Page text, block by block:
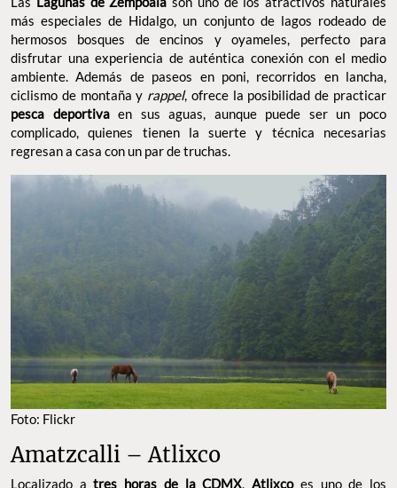
más especiales de Hidalgo, un conjunto de lagos rodeado de
hermosos bosques de encinos y oyameles, perfecto para
disfrutar una experiencia de auténtica conexión con el medio
ambiente. Además de paseos en poni, recorridos en lancha,
ciclismo de montaña y rappel, ofrece la posibilidad de practicar
pesca deportivaen sus aguas, aunque puede ser un poco
complicado, quienes tienen la suerte y técnica necesarias
regresan a casa con un par de truchas.
Foto: Flickr
Amatzcalli – Atlixco
Localizado atres horas de la CDMX,Atlixcoes uno de los